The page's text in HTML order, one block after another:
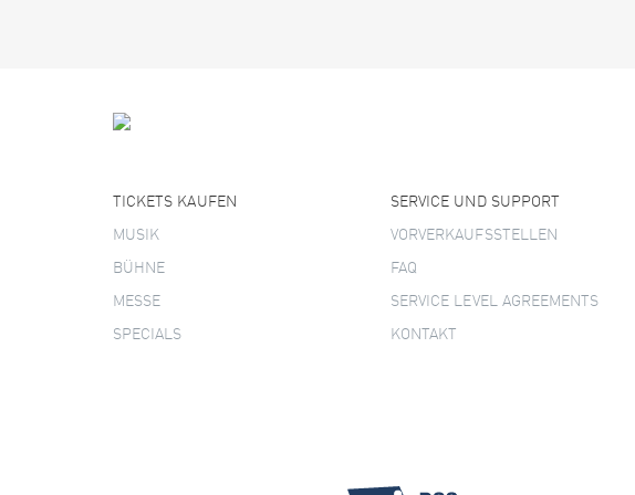
TICKETS KAUFEN
MUSIK
BÜHNE
MESSE
SPECIALS
SERVICE UND SUPPORT
VORVERKAUFSSTELLEN
FAQ
SERVICE LEVEL AGREEMENTS
KONTAKT